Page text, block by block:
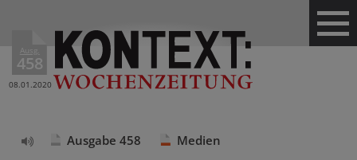
Ausg.
458
08.01.2020
Ausgabe 458 Medien